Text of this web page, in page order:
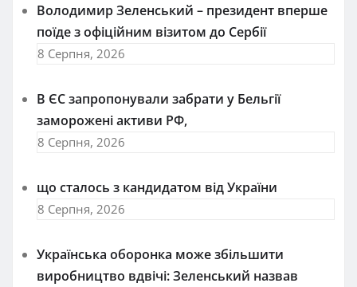
Володимир Зеленський – президент вперше
поїде з офіційним візитом до Сербії
8 Серпня, 2026
В ЄС запропонували забрати у Бельгії
заморожені активи РФ,
8 Серпня, 2026
що сталось з кандидатом від України
8 Серпня, 2026
Українська оборонка може збільшити
виробництво вдвічі: Зеленський назвав